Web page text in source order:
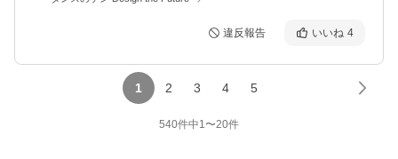
違反報告 いいね 4
1 2 3 4 5
540件中1〜20件